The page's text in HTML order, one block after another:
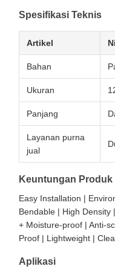
Spesifikasi Teknis
Artikel
Bahan
Ukuran
Panjang
Layanan purna
jual
Keuntungan Produk
Easy Installation |
Bendable | High
+ Moisture-proof | Anti-
Proof | Lightweight |
Aplikasi